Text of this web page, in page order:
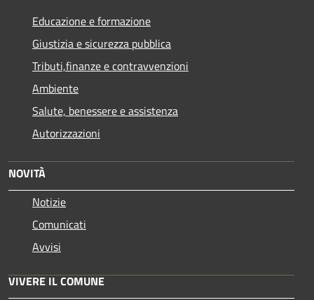
Educazione e formazione
Giustizia e sicurezza pubblica
Tributi,finanze e contravvenzioni
Ambiente
Salute, benessere e assistenza
Autorizzazioni
NOVITÀ
Notizie
Comunicati
Avvisi
VIVERE IL COMUNE